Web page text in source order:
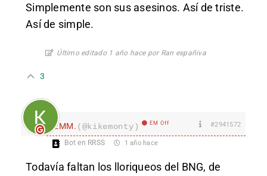
Simplemente son sus asesinos. Así de triste.
Así de simple.
Último editado 1 año hace por Ran españiva
3
EMM. (@kikemonty) EM Off #2941572
Bot en RRSS 1 año hace
Todavía faltan los lloriqueos del BNG, de